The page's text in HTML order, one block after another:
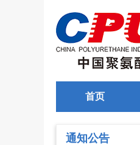
首页
通知公告